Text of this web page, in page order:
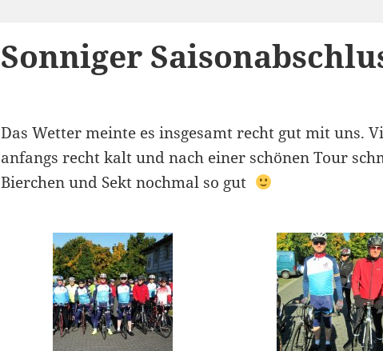
Sonniger
Das Wetter meinte es insgesamt recht gut mit uns.
anfangs recht kalt und nach einer schönen Tour
Bierchen und Sekt nochmal so gut